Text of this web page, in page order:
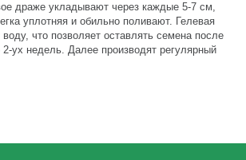
драже укладывают через каждые 5-7 см,
уплотняя и обильно поливают. Гелевая
что позволяет оставлять семена после
ух недель. Далее производят регулярный